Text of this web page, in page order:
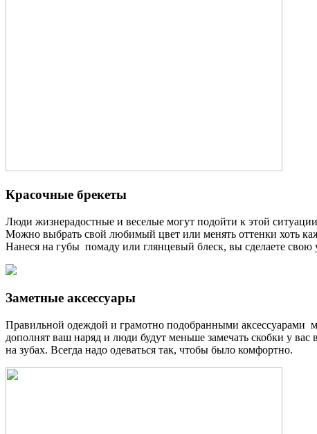
Красочные брекеты
Люди жизнерадостные и веселые могут подойти к этой
Можно выбрать свой любимый цвет или менять оттенки хоть
Нанеся на губы помаду или глянцевый блеск, вы сделаете свою
Заметные аксессуары
Правильной одеждой и грамотно подобранными аксессуарами
дополнят ваш наряд и люди будут меньше замечать скобки у
на зубах. Всегда надо одеваться так, чтобы было комфортно.